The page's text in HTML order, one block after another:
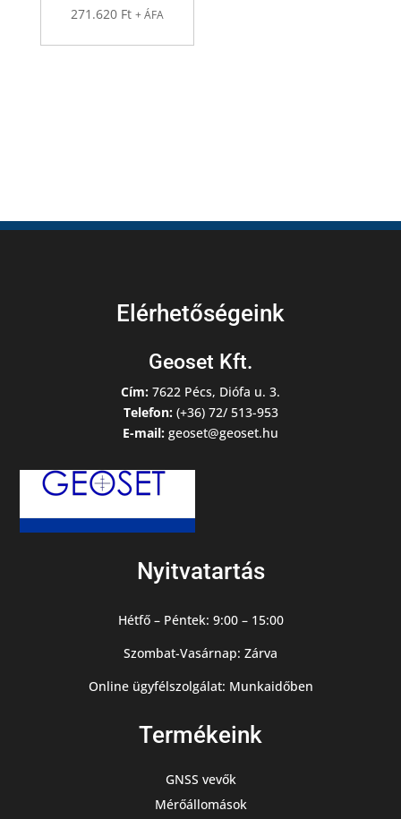
271.620 Ft + ÁFA
Elérhetőségeink
Geoset Kft.
Cím: 7622 Pécs, Diófa u. 3.
Telefon:(+36) 72/ 513-953
E-mail: geoset@geoset.hu
Nyitvatartás
Hétfő – Péntek: 9:00 – 15:00
Szombat-Vasárnap: Zárva
Online ügyfélszolgálat: Munkaidőben
Termékeink
GNSS vevők
Mérőállomások